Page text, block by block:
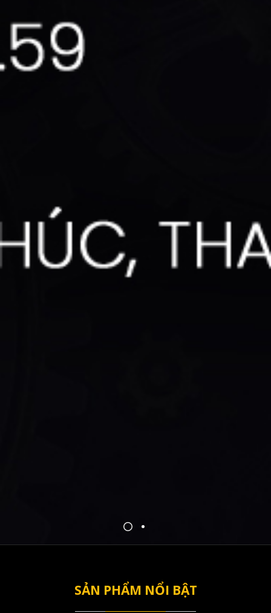
SẢN PHẨM NỔI BẬT